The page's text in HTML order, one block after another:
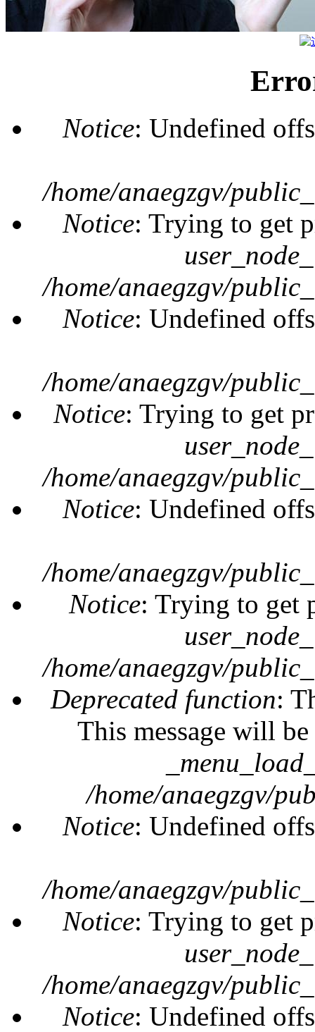
Notice: Undefined
/home/anaegzgv/
Notice: Trying to get
/home/anaegzgv/
Notice: Undefined
/home/anaegzgv/
Notice: Trying to get
/home/anaegzgv/
Notice: Undefined
/home/anaegzgv/
Notice: Trying to get
/home/anaegzgv/
Deprecated function:
This message will
/home/anaegzgv/
Notice: Undefined
/home/anaegzgv/
Notice: Trying to get
/home/anaegzgv/
Notice: Undefined